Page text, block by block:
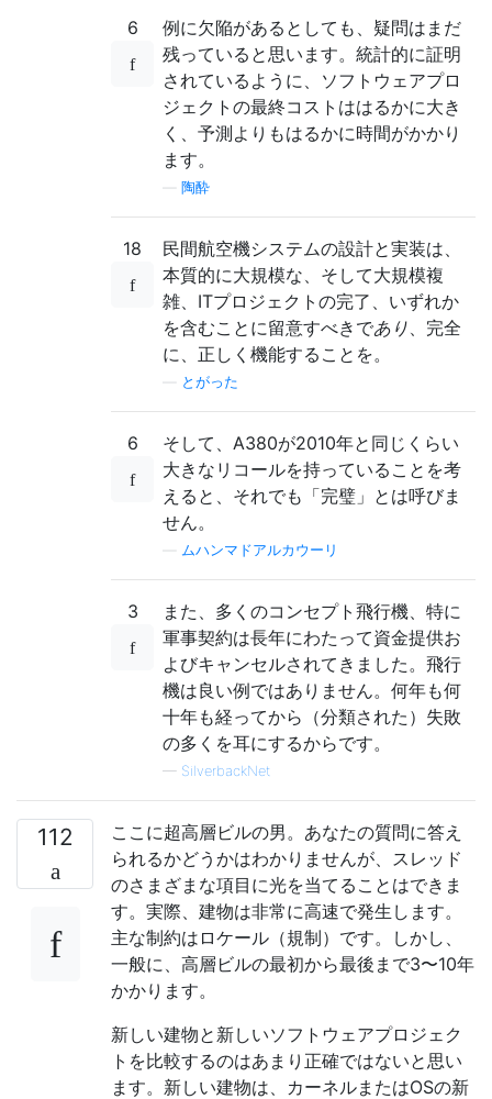
6
例に欠陥があるとしても、疑問はまだ
残っていると思います。統計的に証明
されているように、ソフトウェアプロ
ジェクトの最終コストははるかに大き
く、予測よりもはるかに時間がかかり
ます。
陶酔
18
民間航空機システムの設計と実装は、
本質的に大規模な、そして大規模複
雑、ITプロジェクトの完了、いずれか
を含むことに留意すべきであり、完全
に、正しく機能することを。
とがった
6
そして、A380が2010年と同じくらい
大きなリコールを持っていることを考
えると、それでも「完璧」とは呼びま
せん。
ムハンマドアルカウーリ
3
また、多くのコンセプト飛行機、特に
軍事契約は長年にわたって資金提供お
よびキャンセルされてきました。飛行
機は良い例ではありません。何年も何
十年も経ってから（分類された）失敗
の多くを耳にするからです。
— SilverbackNet
112
ここに超高層ビルの男。あなたの質問に答え
られるかどうかはわかりませんが、スレッド
のさまざまな項目に光を当てることはできま
す。実際、建物は非常に高速で発生します。
主な制約はロケール（規制）です。しかし、
一般に、高層ビルの最初から最後まで3〜10年
かかります。
新しい建物と新しいソフトウェアプロジェク
トを比較するのはあまり正確ではないと思い
ます。新しい建物は、カーネルまたはOSの新